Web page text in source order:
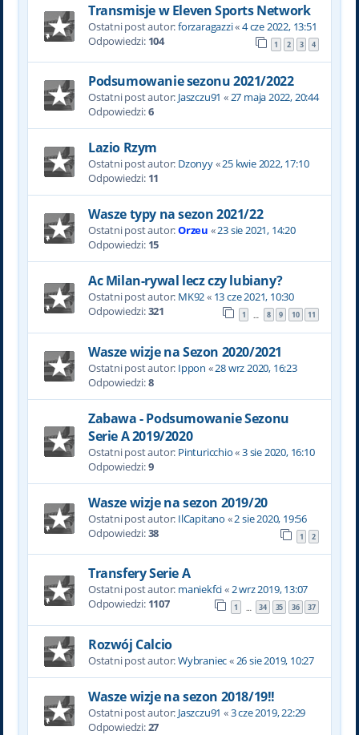
Transmisje w Eleven Sports Network
Ostatni post autor:forzaragazzi«4 cze 2022, 13:51
Odpowiedzi: 104 1 2 3 4
Podsumowanie sezonu 2021/2022
Ostatni post autor: Jaszczu91 «27 maja 2022, 20:44
Odpowiedzi:6
Lazio Rzym
Ostatni post autor: Dzonyy«25 kwie 2022, 17:10
Odpowiedzi: 11
Wasze typy na sezon 2021/22
Ostatni post autor:Orzeu «23 sie 2021, 14:20
Odpowiedzi: 15
Ac Milan-rywal lecz czy lubiany?
Ostatni post autor: MK92« 13 cze 2021, 10:30
Odpowiedzi:321 1 … 8 9 10 11
Wasze wizje na Sezon 2020/2021
Ostatni post autor: Ippon «28 wrz 2020, 16:23
Odpowiedzi:8
Zabawa - Podsumowanie Sezonu
Serie A 2019/2020
Ostatni post autor: Pinturicchio«3 sie 2020, 16:10
Odpowiedzi:9
Wasze wizje na sezon 2019/20
Ostatni post autor: IlCapitano «2 sie 2020, 19:56
Odpowiedzi:38 1 2
Transfery Serie A
Ostatni post autor: maniekfci«2 wrz 2019, 13:07
Odpowiedzi: 1107 1 … 34 35 36 37
Rozwój Calcio
Ostatni post autor:Wybraniec«26 sie 2019, 10:27
Wasze wizje na sezon 2018/19!!
Ostatni post autor: Jaszczu91 «3 cze 2019, 22:29
Odpowiedzi:27